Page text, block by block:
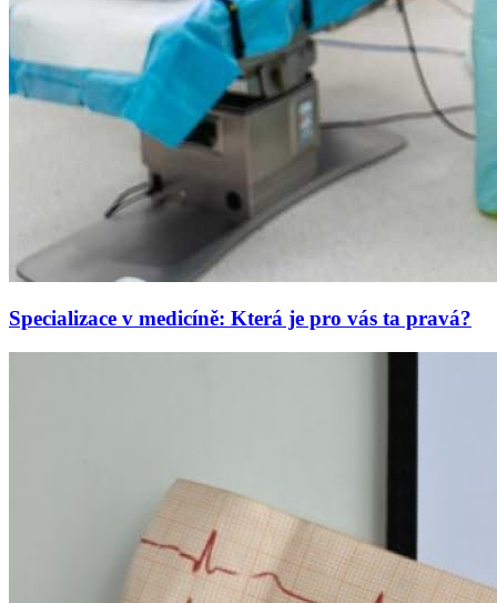
Specializace v medicíně: Která je pro vás ta pravá?